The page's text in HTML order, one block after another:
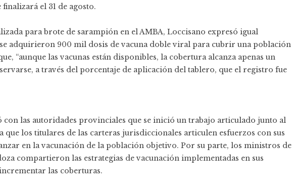
el 31 de agosto.
para brote de sarampión en el AMBA, Loccisano expresó igual
adquirieron 900 mil dosis de vacuna doble viral para cubrir una población
“aunque las vacunas están disponibles, la cobertura alcanza apenas un
a través del porcentaje de aplicación del tablero, que el registro fue
con las autoridades provinciales que se inició un trabajo articulado junto al
los titulares de las carteras jurisdiccionales articulen esfuerzos con sus
en la vacunación de la población objetivo. Por su parte, los ministros de
compartieron las estrategias de vacunación implementadas en sus
las coberturas.